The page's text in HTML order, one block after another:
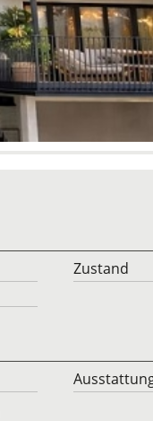
Zustand